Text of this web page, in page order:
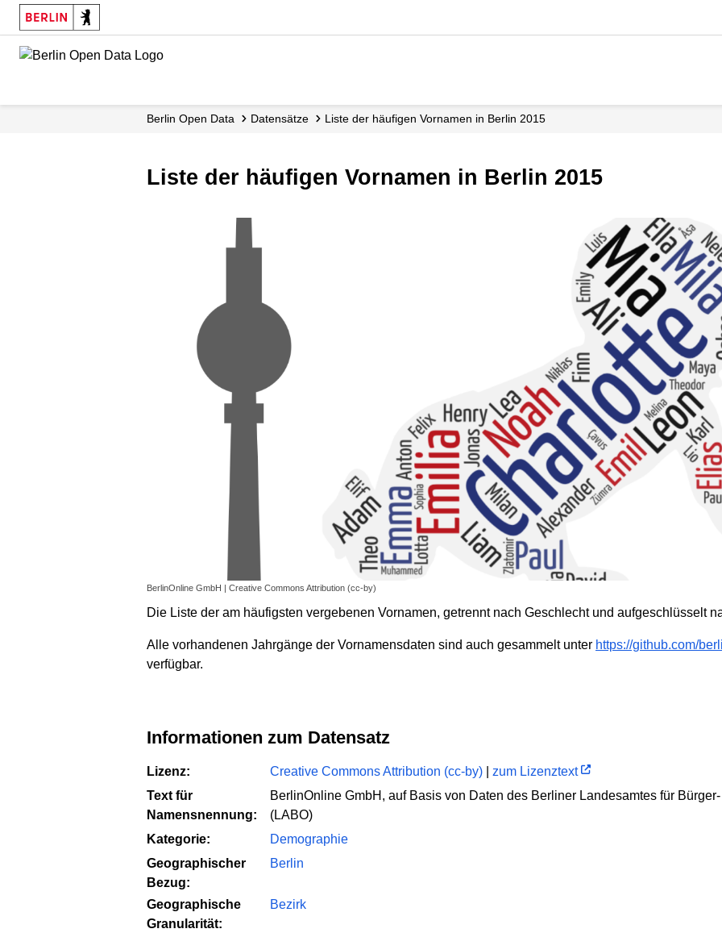
Skip
main
Berlin Open Data Datensätze Liste der häufigen Vornamen in Berlin 2015
Liste der häufigen Vornamen in Berlin 2015
BerlinOnline GmbH | Creative Commons Attribution (cc-by)
Die Liste der am häufigsten vergebenen Vornamen, getrennt nach Geschlecht und aufgeschlüsselt
Alle vorhandenen Jahrgänge der Vornamensdaten sind auch gesammelt unter https://github.com/
verfügbar.
Informationen zum Datensatz
Lizenz: Creative Commons Attribution (cc-by)
zum Lizenztext
Text für
Namensnennung:
BerlinOnline GmbH, auf Basis von Daten des Berliner Landesamtes für
(LABO)
Kategorie:
Demographie
Geographischer
Bezug:
Berlin
Geographische
Granularität:
Bezirk